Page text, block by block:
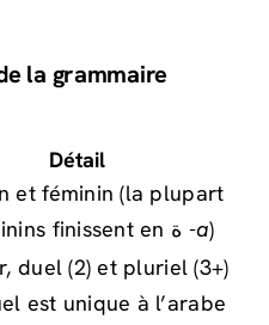
la grammaire
Détail
et féminin (la plupart
-a)
duel (2) et pluriel (3+)
est unique à l’arabe